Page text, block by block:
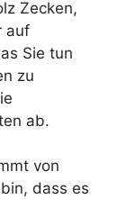
Zecken,
auf
Sie tun
zu
ab.
von
dass es